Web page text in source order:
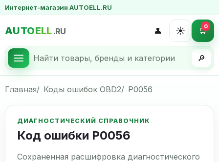
Интернет-магазин AUTOELL.RU
AUTOELL .RU
🔎
👤 ☀️ 🛒0
Главная Коды ошибок OBD2 P0056
ДИАГНОСТИЧЕСКИЙ СПРАВОЧНИК
Код ошибки P0056
Сохранённая расшифровка диагностического